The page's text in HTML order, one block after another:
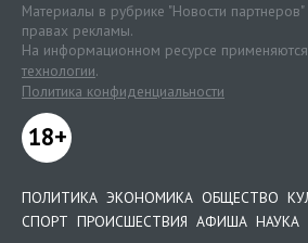
Материалы в рубрике "Новости
правах рекламы.
На информационном ресурсе применяются
технологии.
Политика конфиденциальности
18+
ПОЛИТИКА ЭКОНОМИКА ОБЩЕСТВО
СПОРТ ПРОИСШЕСТВИЯ АФИША НАУКА